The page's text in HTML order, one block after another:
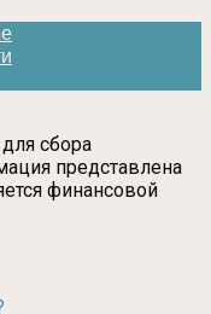
сбора
представлена
финансовой